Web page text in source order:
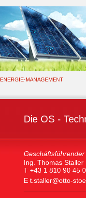
ENERGIE-MANAGEMENT
Die OS -
Ing. Thomas Staller
T +43 1 810 90 45 0
E t.staller@otto-